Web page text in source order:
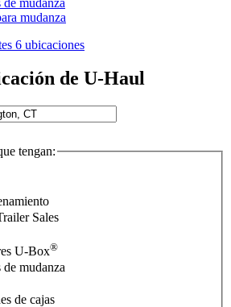
mudanza
6 ubicaciones
de U-Haul
tengan:
Sales
U-Box®
mudanza
de cajas